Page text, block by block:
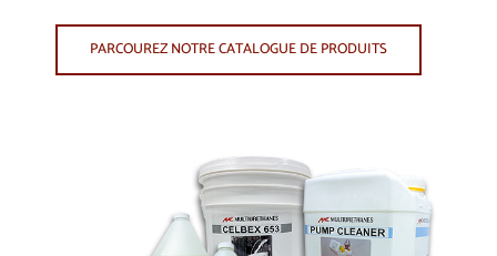
PARCOUREZ NOTRE CATALOGUE DE PRODUITS